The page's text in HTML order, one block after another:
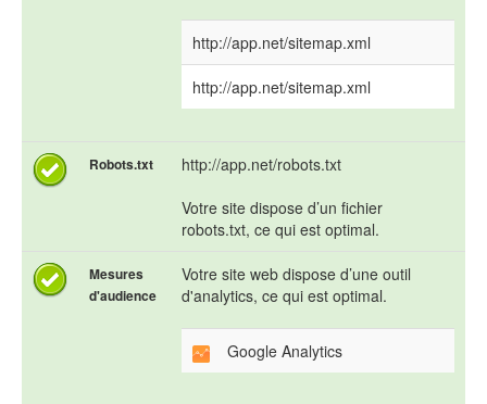
http://app.net/sitemap.xml
http://app.net/sitemap.xml
Robots.txt
http://app.net/robots.txt
Votre site dispose d’un fichier
robots.txt, ce qui est optimal.
Mesures
d'audience
Votre site web dispose d’une outil
d'analytics, ce qui est optimal.
Google Analytics